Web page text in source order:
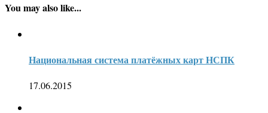
You may also like...
Национальная система платёжных карт НСПК
17.06.2015